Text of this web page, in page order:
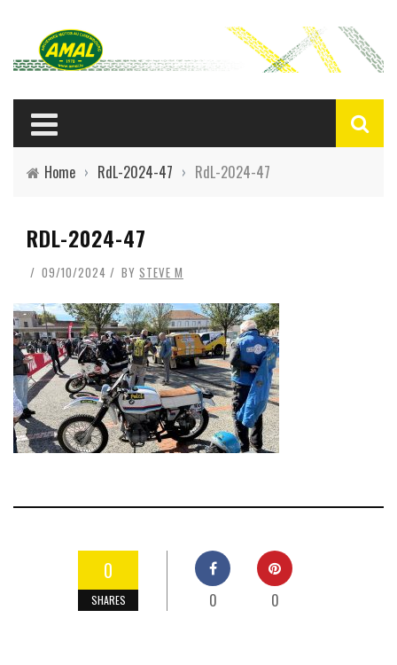
Home › RdL-2024-47 › RdL-2024-47
RDL-2024-47
09/10/2024 BY STEVE M
0
SHARES 0 0